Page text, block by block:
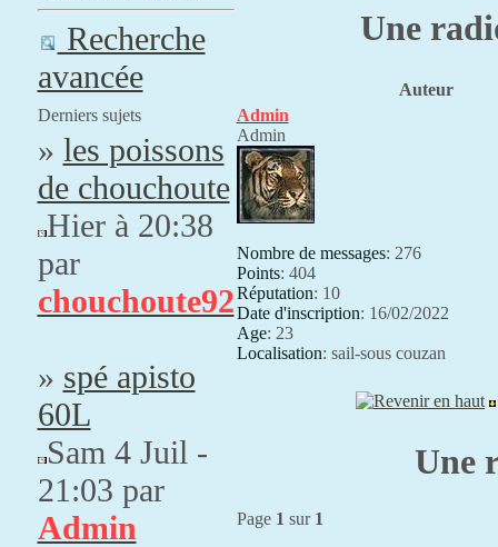
Recherche
avancée
Derniers sujets
» les poissons
de chouchoute
Hier à 20:38
par
chouchoute92
» spé apisto
60L
Sam 4 Juil -
21:03 par
Admin
Une
Auteur
Admin
Admin
Nombre de messages: 276
Points: 404
Réputation: 10
Date d'inscription: 16/02/2022
Age: 23
Localisation: sail-sous couzan
Une
Page 1 sur 1